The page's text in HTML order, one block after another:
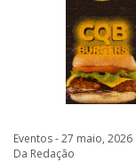
Eventos - 27 maio, 2026
Da Redação